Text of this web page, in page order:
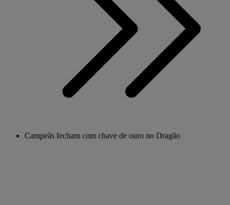
Campeãs fecham com chave de ouro no Dragão